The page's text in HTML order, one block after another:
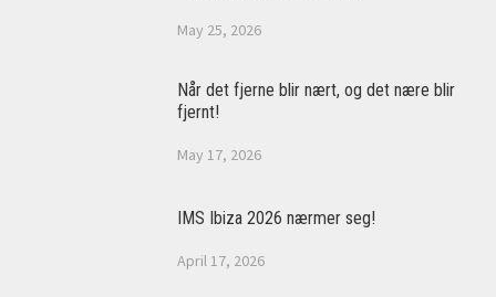
May 25, 2026
Når det fjerne blir nært, og det nære blir
fjernt!
May 17, 2026
IMS Ibiza 2026 nærmer seg!
April 17, 2026